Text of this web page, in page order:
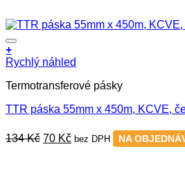
+
Rychlý náhled
Termotransferové pásky
TTR páska 55mm x 450m, KCVE,
134Kč
Původní
cena
70 Kč
cena
bez DPH NA